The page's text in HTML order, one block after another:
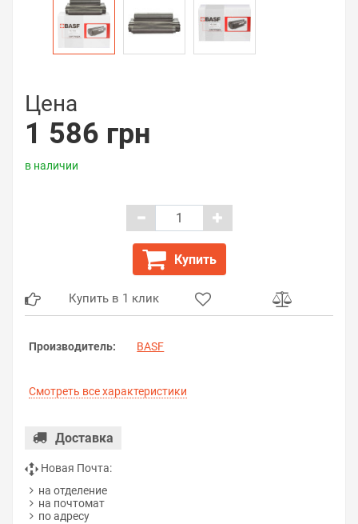
Цена
1 586 грн
в наличии
Купить
Купить в 1 клик
Производитель: BASF
Смотреть все характеристики
Доставка
Новая Почта:
на отделение
на почтомат
по адресу